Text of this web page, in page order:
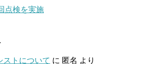
点検を実施
ストについて に 匿名 より